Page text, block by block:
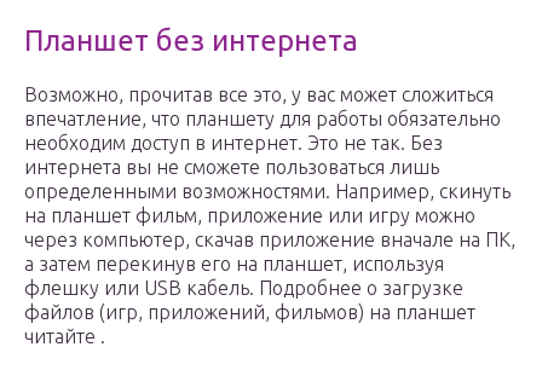
Планшет без интернета
Возможно, прочитав все это, у вас может сложиться
впечатление, что планшету для работы обязательно
необходим доступ в интернет. Это не так. Без
интернета вы не сможете пользоваться лишь
определенными возможностями. Например, скинуть
на планшет фильм, приложение или игру можно
через компьютер, скачав приложение вначале на ПК,
а затем перекинув его на планшет, используя
флешку или USB кабель. Подробнее о загрузке
файлов (игр, приложений, фильмов) на планшет
читайте .